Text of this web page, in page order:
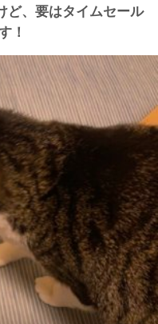
ど、要はタイムセール
！